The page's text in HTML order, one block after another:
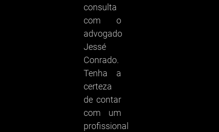
consulta
com o
advogado
Jessé
Conrado.
Tenha a
certeza
de contar
com um
profissional